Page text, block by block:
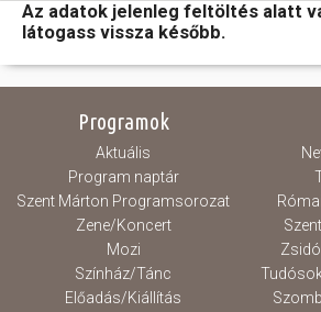
Az adatok jelenleg feltöltés alatt
látogass vissza később.
Programok
Aktuális
Program naptár
Szent Márton Programsorozat
Zene/Koncert
Mozi
Színház/Tánc
Előadás/Kiállítás